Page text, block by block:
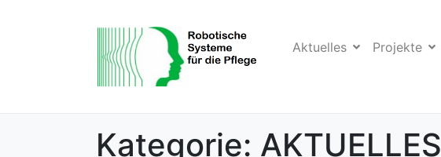
Aktuelles Projekte
Kategorie: AKTUELLES